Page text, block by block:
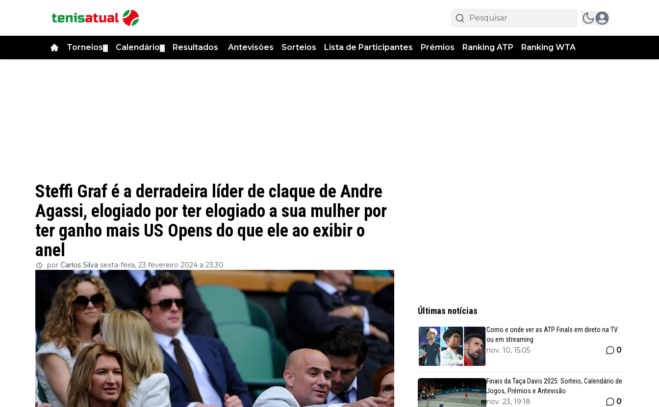
Torneios Calendário Resultados Antevisões Sorteios Lista de Participantes Prémios Ranking ATP Ranking WTA
Steffi Graf é a derradeira líder de claque de Andre
Agassi, elogiado por ter elogiado a sua mulher por
ter ganho mais US Opens do que ele ao exibir o
anel
por Carlos Silva sexta-feira, 23 fevereiro 2024 a 23:30
Últimas notícias
Como e onde ver as ATP Finals em direto na TV
ou em streaming
nov. 10, 15:05 0
Finais da Taça Davis 2025: Sorteio, Calendário de
Jogos, Prémios e Antevisão
nov. 23, 19:18 0